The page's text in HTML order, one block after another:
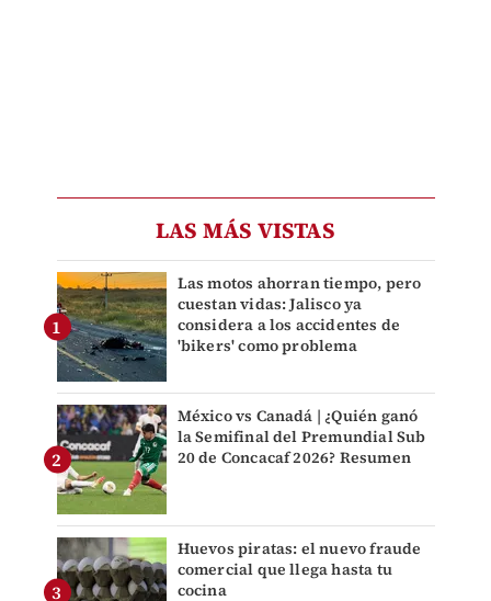
LAS MÁS VISTAS
Las motos ahorran tiempo, pero
cuestan vidas: Jalisco ya
considera a los accidentes de
'bikers' como problema
México vs Canadá | ¿Quién ganó
la Semifinal del Premundial Sub
20 de Concacaf 2026? Resumen
Huevos piratas: el nuevo fraude
comercial que llega hasta tu
cocina